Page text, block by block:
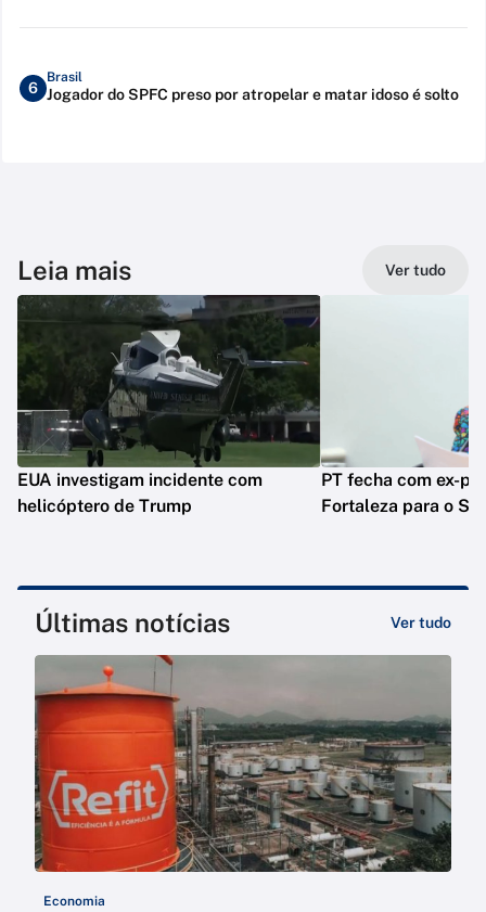
6
Brasil
Jogador do SPFC preso por atropelar e matar idoso é solto
Leia mais Ver tudo
EUA investigam incidente com
helicóptero de Trump
PT fecha com ex-
Fortaleza para o
Últimas notícias Ver tudo
Economia